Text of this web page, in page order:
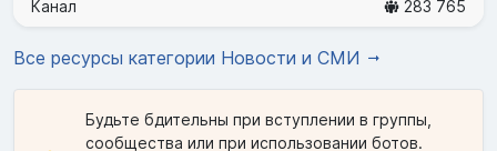
Канал 283 765
Все ресурсы категории Новости и СМИ
Будьте бдительны при вступлении в группы,
сообщества или при использовании ботов.